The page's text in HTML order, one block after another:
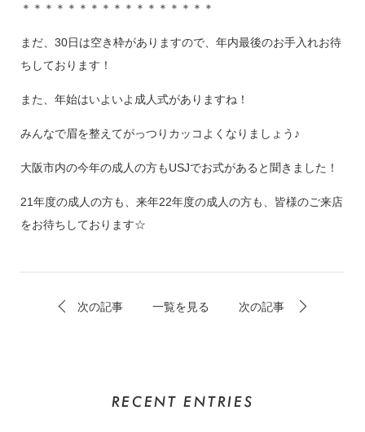
＊＊＊＊＊＊＊＊＊＊＊＊＊＊＊＊＊
まだ、30日は空き枠がありますので、年内最後のお手入れお待
ちしております！
また、年始はいよいよ成人式がありますね！
みんなで眉を整えてがっつりカッコよくなりましょう♪
大阪市内の今年の成人の方もUSJでお式があると聞きました！
21年度の成人の方も、来年22年度の成人の方も、皆様のご来店
をお待ちしております☆
次の記事 一覧を見る 次の記事
RECENT ENTRIES